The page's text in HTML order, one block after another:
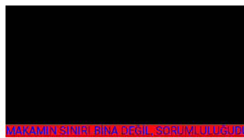
MAKAMIN SINIRI BİNA DEĞİL,